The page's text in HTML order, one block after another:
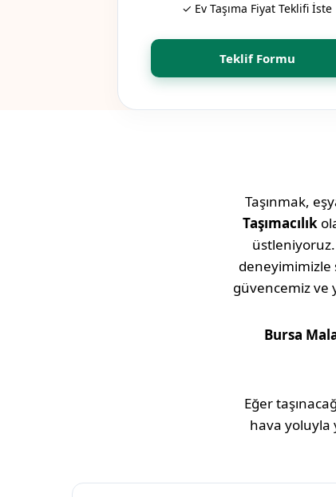
✓ Ev Taşıma Fiyat Teklifi İste
Teklif Formu
Taşınmak,
Taşımacılık
üstleniyoruz.
güvencemiz ve
Bursa
Eğer
hava yoluyla